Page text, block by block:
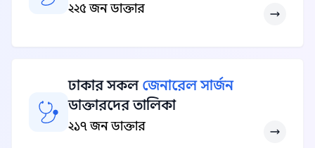
২২৫ জন ডাক্তার
ঢাকার সকল জেনারেল সার্জন
ডাক্তারদের তালিকা
২১৭ জন ডাক্তার